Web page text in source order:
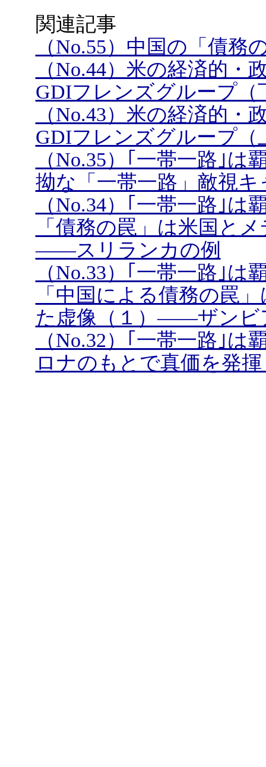
関連記事
（No.55）中国の「債
（No.44）米の経済的
GDIフレンズグループ（
（No.43）米の経済的
GDIフレンズグループ（
（No.35）｢一帯一路｣
拗な「一帯一路」敵視
（No.34）｢一帯一路｣
「債務の罠」は米国と
――スリランカの例
（No.33）｢一帯一路｣
「中国による債務の罠
た虚像（１）――ザンビ
（No.32）｢一帯一路｣
ロナのもとで真価を発